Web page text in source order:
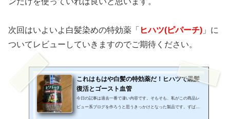
次回はいよいよ白髪染めの特効薬「 ヒハツ(ピパーチ) 」に
ついてレビューしていきますのでご期待ください。
これはもはや白髪の特効薬だ！ヒハツで黒髪
復活とゴースト血管
今日の記事は過去一番で凄い内容です。そもそも、私がこの商品レ
ビュー系ブログを作ろうと思うきっかけとなった製品です。ずば